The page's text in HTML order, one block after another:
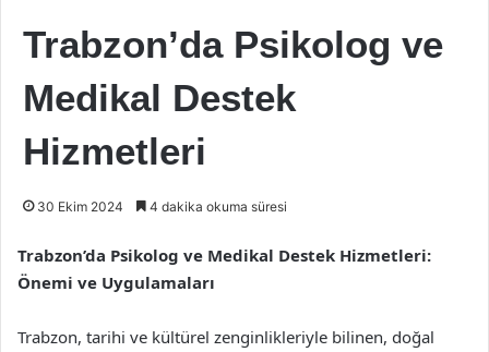
Trabzon’da Psikolog ve
Medikal Destek
Hizmetleri
30 Ekim 2024 4 dakika okuma süresi
Trabzon’da Psikolog ve Medikal Destek Hizmetleri:
Önemi ve Uygulamaları
Trabzon, tarihi ve kültürel zenginlikleriyle bilinen, doğal